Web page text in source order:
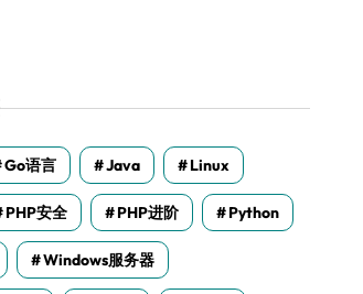
Go语言 Java Linux
PHP安全 PHP进阶 Python
Windows服务器